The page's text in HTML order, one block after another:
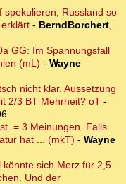
spekulieren, Russland so
- BerndBorchert,
GG: Im Spannungsfall
(mL) - Wayne
nicht klar. Aussetzung
2/3 BT Mehrheit? oT -
= 3 Meinungen. Falls
hat ... (mkT) - Wayne
sich Merz für 2,5
Und der